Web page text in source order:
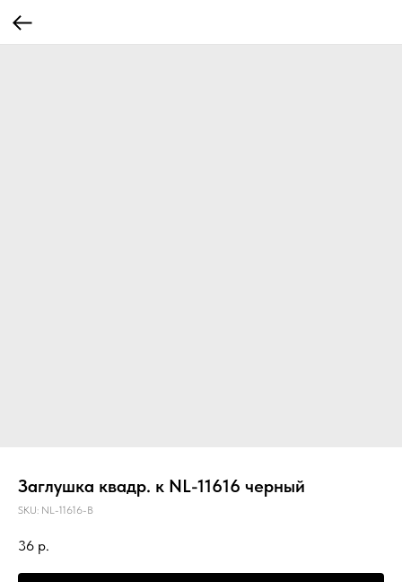
Заглушка квадр. к NL-11616 черный
SKU: NL-11616-B
36 р.